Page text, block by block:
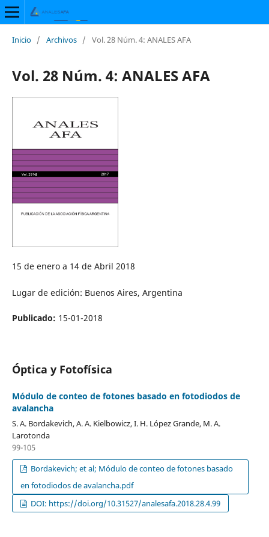
Inicio / Archivos / Vol. 28 Núm. 4: ANALES AFA
Vol. 28 Núm. 4: ANALES AFA
15 de enero a 14 de Abril 2018
Lugar de edición: Buenos Aires, Argentina
Publicado: 15-01-2018
Óptica y Fotofísica
Módulo de conteo de fotones basado en fotodiodos de
avalancha
S. A. Bordakevich, A. A. Kielbowicz, I. H. López Grande, M. A.
Larotonda
99-105
Bordakevich; et al; Módulo de conteo de fotones basado
en fotodiodos de avalancha.pdf
DOI: https://doi.org/10.31527/analesafa.2018.28.4.99